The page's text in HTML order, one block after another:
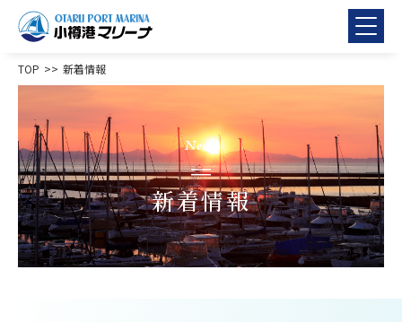
TOP 新着情報
News
新着情報